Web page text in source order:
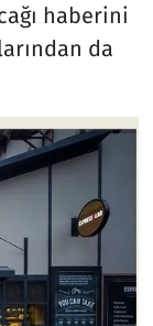
haberini
da